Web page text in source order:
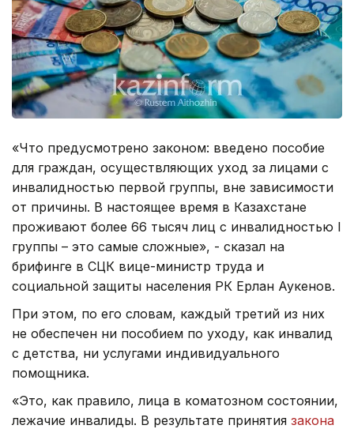
«Что предусмотрено законом: введено пособие
для граждан, осуществляющих уход за лицами с
инвалидностью первой группы, вне зависимости
от причины. В настоящее время в Казахстане
проживают более 66 тысяч лиц с инвалидностью I
группы – это самые сложные», - сказал на
брифинге в СЦК вице-министр труда и
социальной защиты населения РК Ерлан Аукенов.
При этом, по его словам, каждый третий из них
не обеспечен ни пособием по уходу, как инвалид
с детства, ни услугами индивидуального
помощника.
«Это, как правило, лица в коматозном состоянии,
лежачие инвалиды. В результате принятия закона